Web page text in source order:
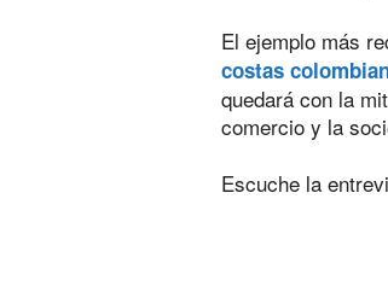
El ejemplo más
costas
quedará con la
comercio y la
Escuche la